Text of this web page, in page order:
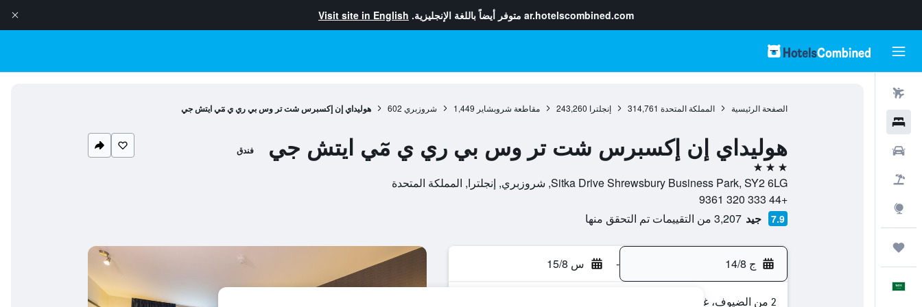
ar.hotelscombined.com متوفر أيضاً باللغة الإنجليزية. Visit site in English
الصفحة الرئيسية المملكة المتحدة 314,761 إنجلترا 243,260 مقاطعة شروبشاير 1,449 شروزبري 602 هوليداي إن إكسبرس شت تر وس بي ري ي مٓي ايتش جي
هوليداي إن إكسبرس شت تر وس بي ري ي مٓي ايتش جي فندق
3 نجوم
Sitka Drive Shrewsbury Business Park, SY2 6LG, شروزبري, إنجلترا, المملكة المتحدة
+44 333 320 9361
7.9 جيد 3,207 من التقييمات تم التحقق منها
ج 14/8 - س 15/8
2 من الضيوف، غرفة واحدة